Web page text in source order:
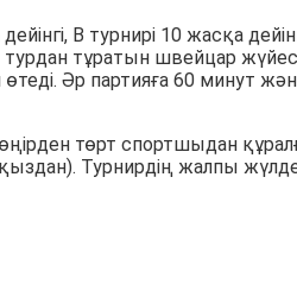
B турнирі 10 жасқа
тұратын швейцар
Әр партияға 60 минут
төрт спортшыдан
Турнирдің жалпы